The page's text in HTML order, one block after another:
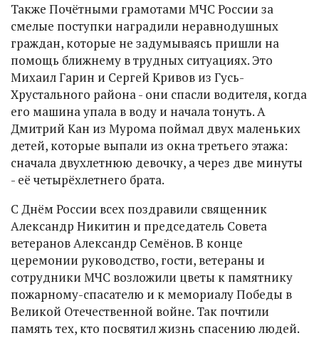
Также Почётными грамотами МЧС России за
смелые поступки наградили неравнодушных
граждан, которые не задумываясь пришли на
помощь ближнему в трудных ситуациях. Это
Михаил Гарин и Сергей Кривов из Гусь-
Хрустального района - они спасли водителя, когда
его машина упала в воду и начала тонуть. А
Дмитрий Кан из Мурома поймал двух маленьких
детей, которые выпали из окна третьего этажа:
сначала двухлетнюю девочку, а через две минуты
- её четырёхлетнего брата.
С Днём России всех поздравили священник
Александр Никитин и председатель Совета
ветеранов Александр Семёнов. В конце
церемонии руководство, гости, ветераны и
сотрудники МЧС возложили цветы к памятнику
пожарному-спасателю и к мемориалу Победы в
Великой Отечественной войне. Так почтили
память тех, кто посвятил жизнь спасению людей.